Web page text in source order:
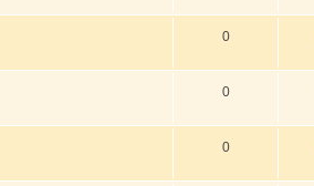
0
0
0